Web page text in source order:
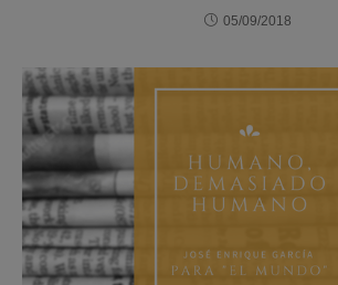
05/09/2018